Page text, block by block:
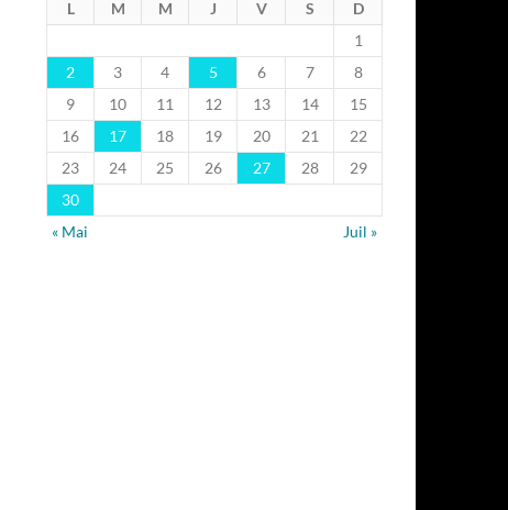
L M M J V S
D
1
2
3 4 5 6 7
8
9
10 11 12 13 14
15
16
17 18 19 20 21
22
23
24 25 26 27 28
29
30
« Mai
Juil »